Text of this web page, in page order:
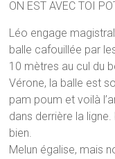
ON EST AVEC TOI
Léo engage
balle cafouillée par
10 mètres au cul du
Vérone, la balle est
pam poum et voilà
dans derrière la
bien.
Melun égalise, mais